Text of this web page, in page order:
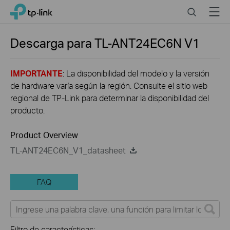
Click
navigation
TP-Link, Reliably Smart SearchMenu
Descarga paraTL-ANT24EC6N V1
IMPORTANTE: La disponibilidad del modelo y la versión
de hardware varía según la región. Consulte el sitio web
regional de TP-Link para determinar la disponibilidad del
producto.
Product Overview
TL-ANT24EC6N_V1_datasheet
FAQ